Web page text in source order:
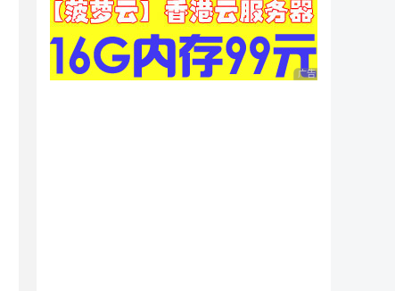
广告 商业广告，理性